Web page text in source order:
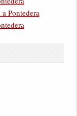
Pontedera